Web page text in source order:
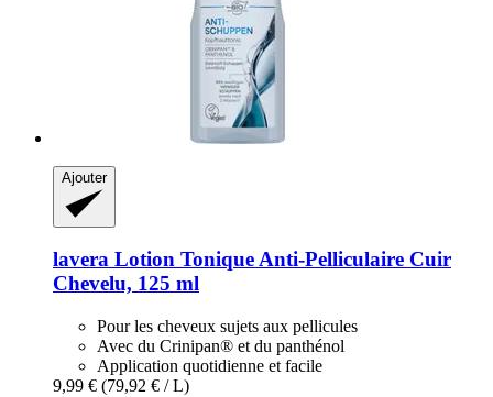
Ajouter
lavera Lotion Tonique Anti-​Pelliculaire Cuir
Chevelu, 125 ml
Pour les cheveux sujets aux pellicules
Avec du Crinipan® et du panthénol
Application quotidienne et facile
9,99 € (79,92 € / L)